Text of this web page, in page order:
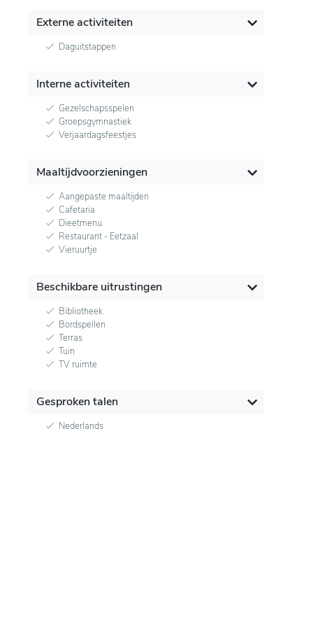
Externe activiteiten
Daguitstappen
Interne activiteiten
Gezelschapsspelen
Groepsgymnastiek
Verjaardagsfeestjes
Maaltijdvoorzieningen
Aangepaste maaltijden
Cafetaria
Dieetmenu
Restaurant - Eetzaal
Vieruurtje
Beschikbare uitrustingen
Bibliotheek
Bordspellen
Terras
Tuin
TV ruimte
Gesproken talen
Nederlands